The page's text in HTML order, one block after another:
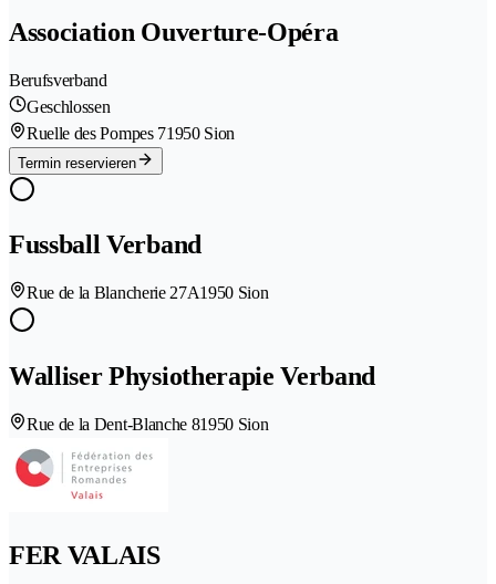
Association Ouverture-Opéra
Berufsverband
Geschlossen
Ruelle des Pompes 71950 Sion
Termin reservieren
Fussball Verband
Rue de la Blancherie 27A1950 Sion
Walliser Physiotherapie Verband
Rue de la Dent-Blanche 81950 Sion
FER VALAIS